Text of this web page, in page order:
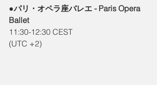
●パリ・オペラ座バレエ - Paris Opera
Ballet
11:30-12:30 CEST
(UTC +2)